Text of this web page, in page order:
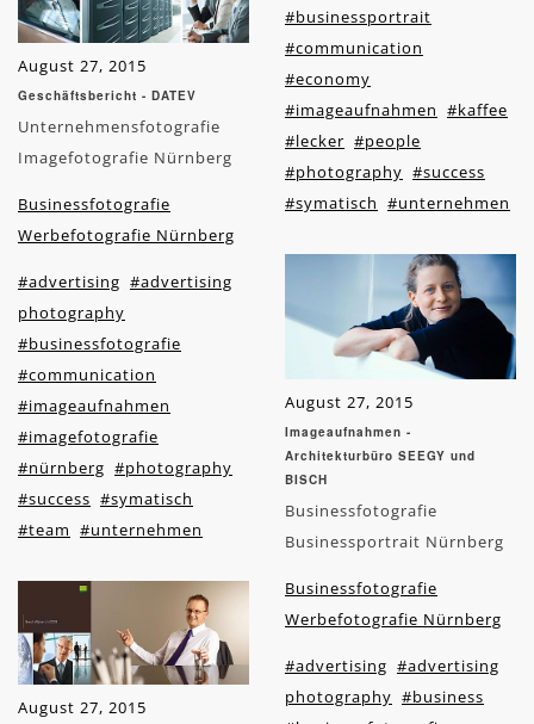
August 27, 2015
Geschäftsbericht - DATEV
Unternehmensfotografie
Imagefotografie Nürnberg
Businessfotografie
Werbefotografie Nürnberg
#advertising #advertising
photography
#businessfotografie
#communication
#imageaufnahmen
#imagefotografie
#nürnberg #photography
#success #symatisch
#team #unternehmen
August 27, 2015
#businessportrait
#communication
#economy
#imageaufnahmen #kaffee
#lecker #people
#photography #success
#symatisch #unternehmen
August 27, 2015
Imageaufnahmen -
Architekturbüro SEEGY und
BISCH
Businessfotografie
Businessportrait Nürnberg
Businessfotografie
Werbefotografie Nürnberg
#advertising #advertising
photography #business